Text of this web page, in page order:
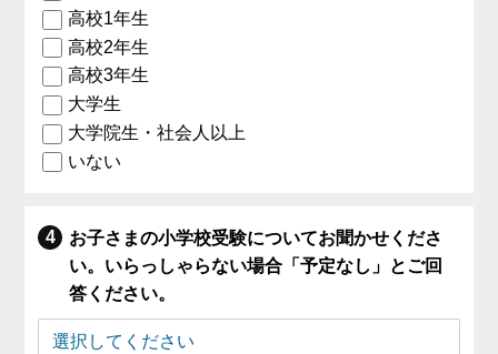
高校1年生
高校2年生
高校3年生
大学生
大学院生・社会人以上
いない
お子さまの小学校受験についてお聞かせくださ
い。いらっしゃらない場合「予定なし」とご回
答ください。